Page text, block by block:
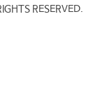
RESERVED.